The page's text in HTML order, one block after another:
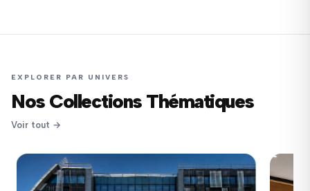
EXPLORER PAR UNIVERS
Nos Collections Thématiques
Voir tout →